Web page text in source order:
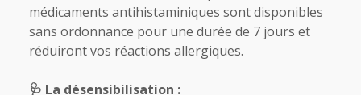
médicaments antihistaminiques sont disponibles
sans ordonnance pour une durée de 7 jours et
réduiront vos réactions allergiques.
🩺 La désensibilisation :